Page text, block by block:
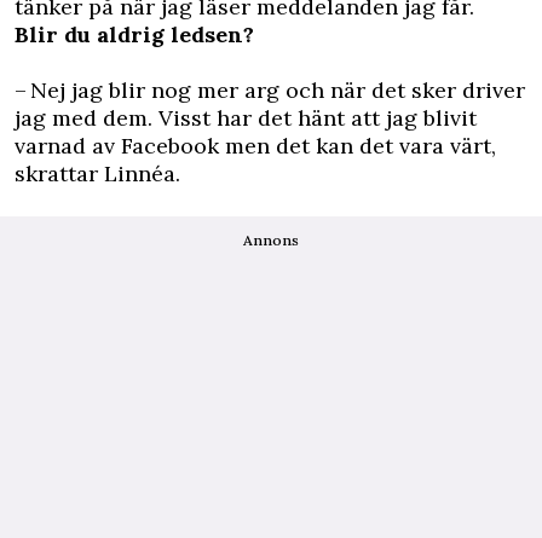
tänker på när jag läser meddelanden jag får.
Blir du aldrig ledsen?
– Nej jag blir nog mer arg och när det sker driver
jag med dem. Visst har det hänt att jag blivit
varnad av Facebook men det kan det vara värt,
skrattar Linnéa.
Annons